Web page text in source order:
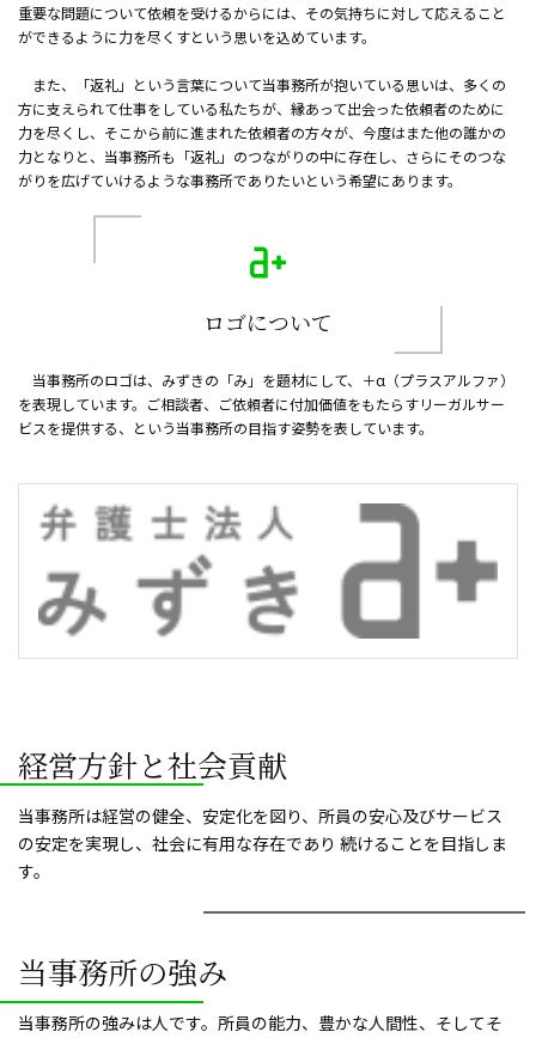
重要な問題について依頼を受けるからには、その気持ちに対して応えること
ができるように力を尽くすという思いを込めています。
また、「返礼」という言葉について当事務所が抱いている思いは、多くの
方に支えられて仕事をしている私たちが、縁あって出会った依頼者のために
力を尽くし、そこから前に進まれた依頼者の方々が、今度はまた他の誰かの
力となりと、当事務所も「返礼」のつながりの中に存在し、さらにそのつな
がりを広げていけるような事務所でありたいという希望にあります。
ロゴについて
当事務所のロゴは、みずきの「み」を題材にして、＋α（プラスアルファ）
を表現しています。ご相談者、ご依頼者に付加価値をもたらすリーガルサー
ビスを提供する、という当事務所の目指す姿勢を表しています。
経営方針と社会貢献
当事務所は経営の健全、安定化を図り、所員の安心及びサービス
の安定を実現し、社会に有用な存在であり 続けることを目指しま
す。
当事務所の強み
当事務所の強みは人です。所員の能力、豊かな人間性、そしてそ